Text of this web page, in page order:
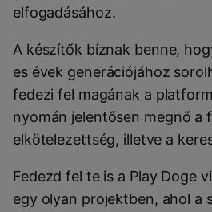
elfogadásához.
A készítők bíznak benne,
es évek generációjához
fedezi fel magának a
nyomán jelentősen megnő a
elkötelezettség, illetve a
Fedezd fel te is a Play Doge
egy olyan projektben, ahol a